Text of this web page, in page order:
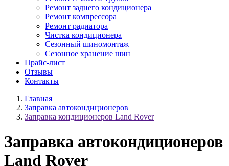
Ремонт заднего кондиционера
Ремонт компрессора
Ремонт радиатора
Чистка кондиционера
Сезонный шиномонтаж
Сезонное хранение шин
Прайс-лист
Отзывы
Контакты
Главная
Заправка автокондиционеров
Заправка кондиционеров Land Rover
Заправка автокондиционеров
Land Rover